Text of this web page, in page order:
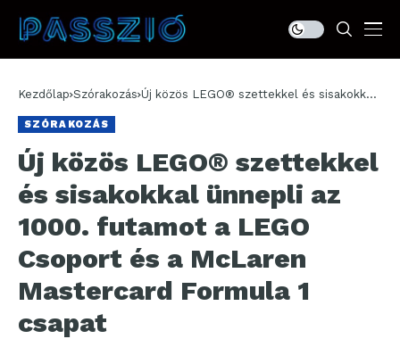
Kezdőlap Szórakozás Új közös LEGO® szettekkel és sisakokkal
SZÓRAKOZÁS
Új közös LEGO® szettekkel
és sisakokkal ünnepli az
1000. futamot a LEGO
Csoport és a McLaren
Mastercard Formula 1
csapat